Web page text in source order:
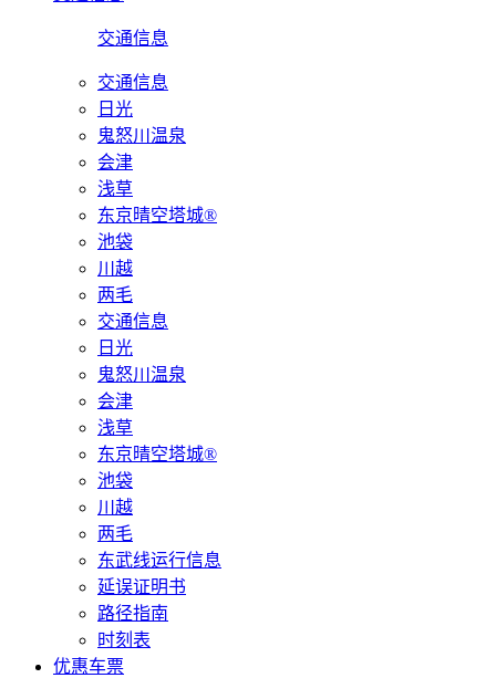
交通信息
交通信息
日光
鬼怒川温泉
会津
浅草
东京晴空塔城®
池袋
川越
两毛
交通信息
日光
鬼怒川温泉
会津
浅草
东京晴空塔城®
池袋
川越
两毛
东武线运行信息
延误证明书
路径指南
时刻表
优惠车票